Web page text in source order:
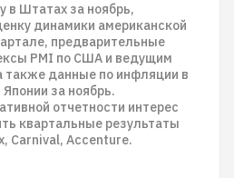
в Штатах за ноябрь,
динамики американской
предварительные
PMI по США и ведущим
также данные по инфляции в
за ноябрь.
отчетности интерес
квартальные результаты
Carnival, Accenture.